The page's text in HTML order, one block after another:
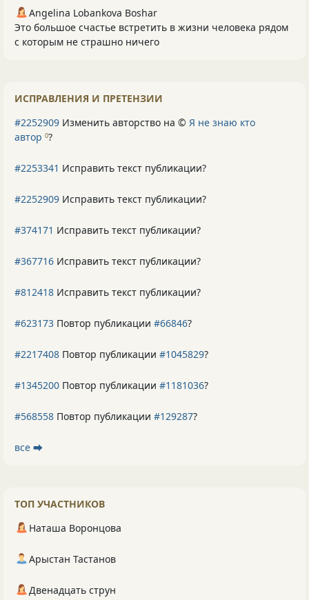
Angelina Lobankova Boshar
Это большое счастье встретить в жизни человека рядом
с которым не страшно ничего
ИСПРАВЛЕНИЯ И ПРЕТЕНЗИИ
#2252909 Изменить авторство на © Я не знаю кто
автор 0?
#2253341 Исправить текст публикации?
#2252909 Исправить текст публикации?
#374171 Исправить текст публикации?
#367716 Исправить текст публикации?
#812418 Исправить текст публикации?
#623173 Повтор публикации #66846?
#2217408 Повтор публикации #1045829?
#1345200 Повтор публикации #1181036?
#568558 Повтор публикации #129287?
все ⮕
ТОП УЧАСТНИКОВ
Наташа Воронцова
Арыстан Тастанов
Двенадцать струн